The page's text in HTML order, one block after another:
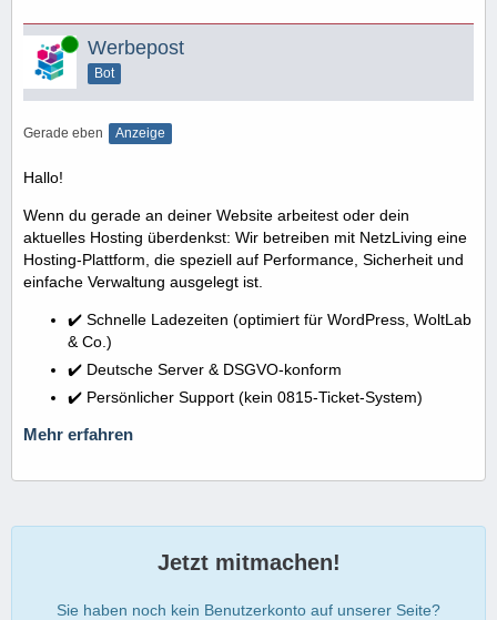
Online Werbepost
Bot
Gerade eben Anzeige
Hallo!
Wenn du gerade an deiner Website arbeitest oder dein
aktuelles Hosting überdenkst: Wir betreiben mit NetzLiving eine
Hosting-Plattform, die speziell auf Performance, Sicherheit und
einfache Verwaltung ausgelegt ist.
✔️ Schnelle Ladezeiten (optimiert für WordPress, WoltLab
& Co.)
✔️ Deutsche Server & DSGVO-konform
✔️ Persönlicher Support (kein 0815-Ticket-System)
Mehr erfahren
Jetzt mitmachen!
Sie haben noch kein Benutzerkonto auf unserer Seite?